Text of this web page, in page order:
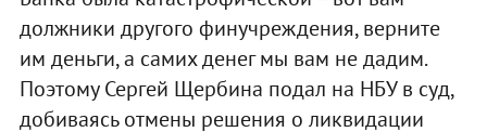
должники другого финучреждения, верните
им деньги, а самих денег мы вам не дадим.
Поэтому Сергей Щербина подал на НБУ в суд,
добиваясь отмены решения о ликвидации